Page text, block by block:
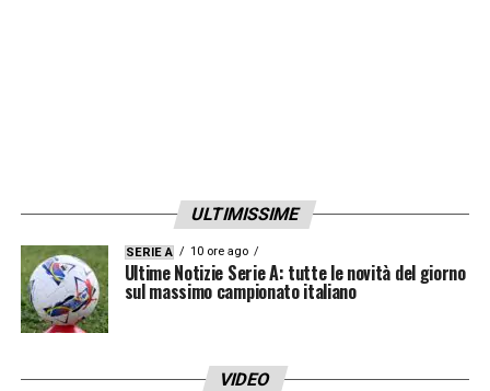
ULTIMISSIME
SERIE A 10 ore ago
Ultime Notizie Serie A: tutte le novità del giorno
sul massimo campionato italiano
VIDEO